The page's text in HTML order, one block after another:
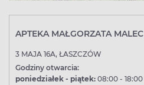
APTEKA MAŁGORZATA MALEC
3 MAJA 16A, ŁASZCZÓW
Godziny otwarcia:
poniedziałek - piątek: 08:00 - 18:00